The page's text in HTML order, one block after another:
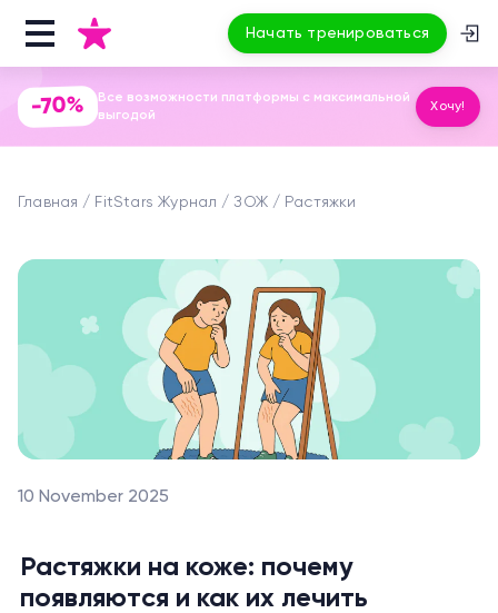
Начать тренироваться
-70%
Все возможности платформы с максимальной
выгодой
Хочу!
Главная FitStars Журнал ЗОЖ Растяжки
10 November 2025
Растяжки на коже: почему
появляются и как их лечить